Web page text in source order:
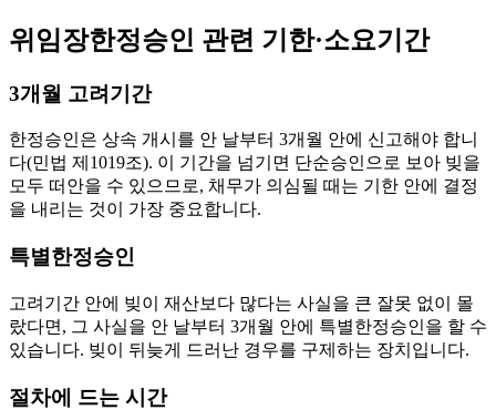
위임장한정승인 관련 기한·소요기간
3개월 고려기간
한정승인은 상속 개시를 안 날부터 3개월 안에 신고해야 합니
다(민법 제1019조). 이 기간을 넘기면 단순승인으로 보아 빚을
모두 떠안을 수 있으므로, 채무가 의심될 때는 기한 안에 결정
을 내리는 것이 가장 중요합니다.
특별한정승인
고려기간 안에 빚이 재산보다 많다는 사실을 큰 잘못 없이 몰
랐다면, 그 사실을 안 날부터 3개월 안에 특별한정승인을 할 수
있습니다. 빚이 뒤늦게 드러난 경우를 구제하는 장치입니다.
절차에 드는 시간